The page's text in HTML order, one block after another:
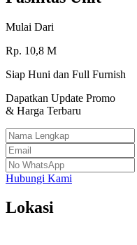
Mulai Dari
Rp. 10,8 M
Siap Huni dan Full Furnish
Dapatkan Update Promo
& Harga Terbaru
Hubungi Kami
Lokasi